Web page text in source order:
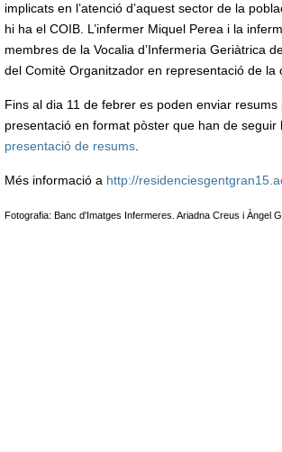
implicats en l’atenció d’aquest sector de la
hi ha el COIB. L’infermer Miquel Perea i la
membres de la Vocalia d’Infermeria Geriàtrica
del Comitè Organitzador en representació de la
Fins al dia 11 de febrer es poden enviar resums
presentació en format pòster que han de seguir
presentació de resums.
Més informació a http://
Fotografia: Banc d'Imatges Infermeres. Ariadna Creus i Àngel